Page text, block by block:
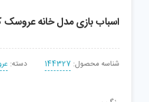
اسباب بازی مدل خانه عروسک کد
شناسه محصول: 144327 دسته: